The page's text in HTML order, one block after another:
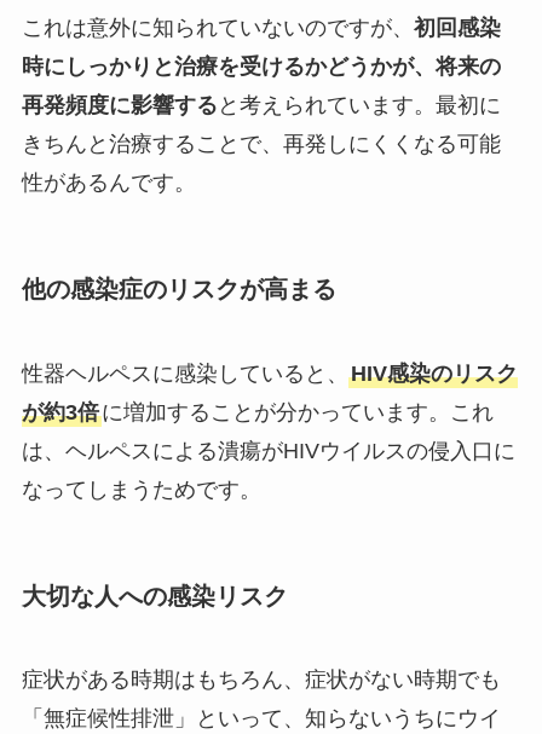
これは意外に知られていないのですが、 初回感染
時にしっかりと治療を受けるかどうかが、将来の
再発頻度に影響する と考えられています。最初に
きちんと治療することで、再発しにくくなる可能
性があるんです。
他の感染症のリスクが高まる
性器ヘルペスに感染していると、 HIV感染のリスク
が約3倍に増加することが分かっています。これ
は、ヘルペスによる潰瘍がHIVウイルスの侵入口に
なってしまうためです。
大切な人への感染リスク
症状がある時期はもちろん、症状がない時期でも
「無症候性排泄」といって、知らないうちにウイ